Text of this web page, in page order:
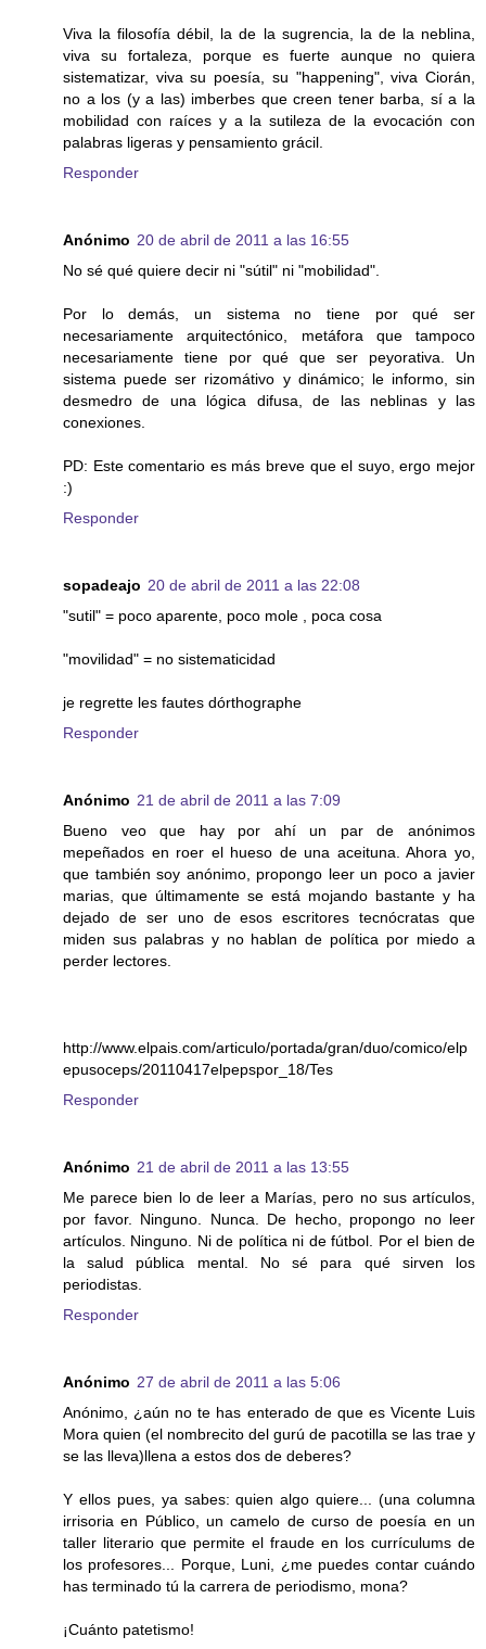
Viva la filosofía débil, la de la sugrencia, la de la neblina,
viva su fortaleza, porque es fuerte aunque no quiera
sistematizar, viva su poesía, su "happening", viva Ciorán,
no a los (y a las) imberbes que creen tener barba, sí a la
mobilidad con raíces y a la sutileza de la evocación con
palabras ligeras y pensamiento grácil.
Responder
Anónimo 20 de abril de 2011 a las 16:55
No sé qué quiere decir ni "sútil" ni "mobilidad".
Por lo demás, un sistema no tiene por qué ser
necesariamente arquitectónico, metáfora que tampoco
necesariamente tiene por qué que ser peyorativa. Un
sistema puede ser rizomátivo y dinámico; le informo, sin
desmedro de una lógica difusa, de las neblinas y las
conexiones.
PD: Este comentario es más breve que el suyo, ergo mejor
:)
Responder
sopadeajo 20 de abril de 2011 a las 22:08
"sutil" = poco aparente, poco mole , poca cosa
"movilidad" = no sistematicidad
je regrette les fautes dórthographe
Responder
Anónimo 21 de abril de 2011 a las 7:09
Bueno veo que hay por ahí un par de anónimos
mepeñados en roer el hueso de una aceituna. Ahora yo,
que también soy anónimo, propongo leer un poco a javier
marias, que últimamente se está mojando bastante y ha
dejado de ser uno de esos escritores tecnócratas que
miden sus palabras y no hablan de política por miedo a
perder lectores.
http://www.elpais.com/articulo/portada/gran/duo/comico/elp
epusoceps/20110417elpepspor_18/Tes
Responder
Anónimo 21 de abril de 2011 a las 13:55
Me parece bien lo de leer a Marías, pero no sus artículos,
por favor. Ninguno. Nunca. De hecho, propongo no leer
artículos. Ninguno. Ni de política ni de fútbol. Por el bien de
la salud pública mental. No sé para qué sirven los
periodistas.
Responder
Anónimo 27 de abril de 2011 a las 5:06
Anónimo, ¿aún no te has enterado de que es Vicente Luis
Mora quien (el nombrecito del gurú de pacotilla se las trae y
se las lleva)llena a estos dos de deberes?
Y ellos pues, ya sabes: quien algo quiere... (una columna
irrisoria en Público, un camelo de curso de poesía en un
taller literario que permite el fraude en los currículums de
los profesores... Porque, Luni, ¿me puedes contar cuándo
has terminado tú la carrera de periodismo, mona?
¡Cuánto patetismo!